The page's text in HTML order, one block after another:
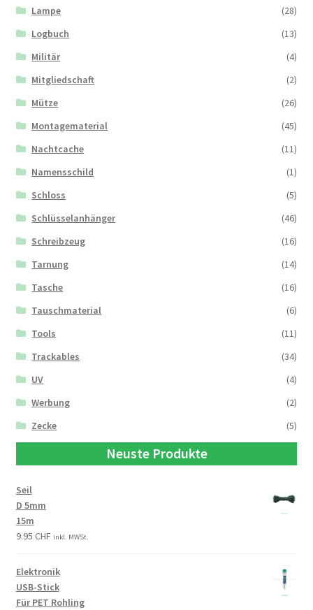
Lampe
(28)
Logbuch
(13)
Militär
(4)
Mitgliedschaft
(2)
Mütze
(26)
Montagematerial
(45)
Nachtcache
(11)
Namensschild
(1)
Schloss
(5)
Schlüsselanhänger
(46)
Schreibzeug
(16)
Tarnung
(14)
Tasche
(16)
Tauschmaterial
(6)
Tools
(11)
Trackables
(34)
UV
(4)
Werbung
(2)
Zecke
(5)
Neuste Produkte
Seil
D 5mm
15m
9.95 CHF inkl. MWSt.
Elektronik
USB-Stick
Für PET Rohling